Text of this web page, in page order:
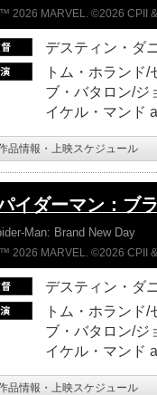
2026 MARVEL. ©2026 CPII
デスティン・ダ
トム・ホランド
ブ・バタロン/ジ
イケル・マンド
品情報・上映スケジュール
イダーマン：ブ
Man: Brand New Day
2026 MARVEL. ©2026 CPII
デスティン・ダ
トム・ホランド
ブ・バタロン/ジ
イケル・マンド
品情報・上映スケジュール